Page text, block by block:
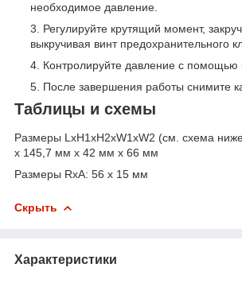
необходимое давление.
Регулируйте крутящий момент,
выкручивая винт предохранительного
Контролируйте давление с помощью
После завершения работы снимите
Таблицы и схемы
Размеры LxH1xH2xW1xW2 (см. схема
х 145,7 мм х 42 мм х 66 мм
Размеры RxA: 56 х 15 мм
Скрыть
Характеристики